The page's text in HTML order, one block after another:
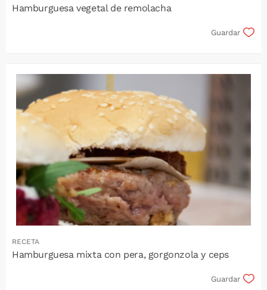
Hamburguesa vegetal de remolacha
Guardar
RECETA
Hamburguesa mixta con pera, gorgonzola y ceps
Guardar